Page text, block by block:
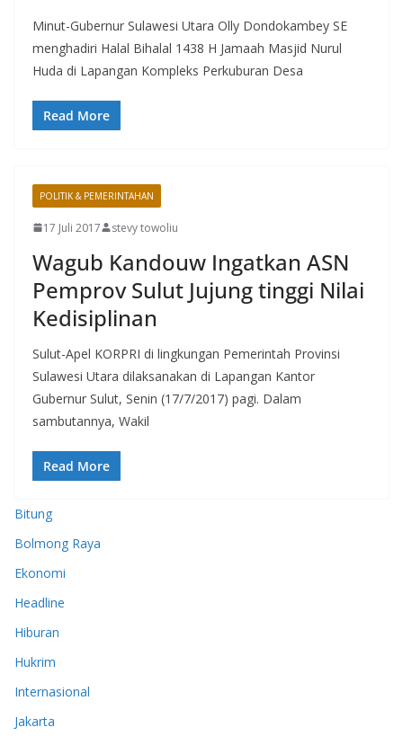
Minut-Gubernur Sulawesi Utara Olly Dondokambey SE
menghadiri Halal Bihalal 1438 H Jamaah Masjid Nurul
Huda di Lapangan Kompleks Perkuburan Desa
Read More
POLITIK & PEMERINTAHAN
17 Juli 2017 stevy towoliu
Wagub Kandouw Ingatkan ASN
Pemprov Sulut Jujung tinggi Nilai
Kedisiplinan
Sulut-Apel KORPRI di lingkungan Pemerintah Provinsi
Sulawesi Utara dilaksanakan di Lapangan Kantor
Gubernur Sulut, Senin (17/7/2017) pagi. Dalam
sambutannya, Wakil
Read More
Bitung
Bolmong Raya
Ekonomi
Headline
Hiburan
Hukrim
Internasional
Jakarta